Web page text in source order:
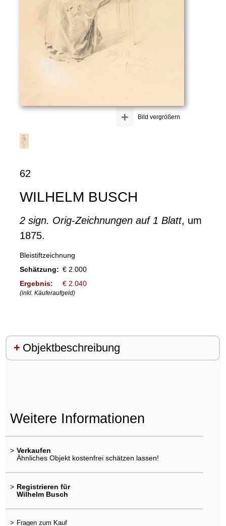
Bild vergrößern
+
62
WILHELM BUSCH
2 sign. Orig-Zeichnungen auf 1 Blatt, um
1875.
Bleistiftzeichnung
Schätzung: € 2.000
Ergebnis:
€ 2.040
(inkl. Käuferaufgeld)
Objektbeschreibung
Weitere Informationen
> Verkaufen
Ähnliches Objekt kostenfrei schätzen lassen!
> Registrieren für
Wilhelm Busch
> Fragen zum Kauf